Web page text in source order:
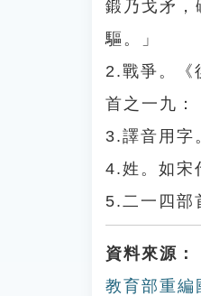
鍛乃戈矛，
驅。」
2.戰爭。《
首之一九：
3.譯音用字
4.姓。如宋
5.二一四部
資料來源：
教育部重編